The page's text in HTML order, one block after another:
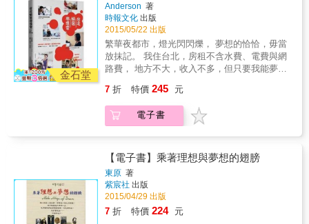
家丟棄的二手桌椅，自己動手組裝勉強還能運
轉的冷氣機。 但他們為的是心中還有個夢想，
因此甘之如飴。 他們每天都在金錢與夢想的天
秤上，機會與命運的抉擇間， 等待台北替他們
圓夢，而心中那首夢想的恰恰，旋律從未停
歇。 & 超過三十年的老公寓，微塵在樓梯間閃
爍的燈光中飄浮； 鞋櫃、雨衣、安全帽、盆
有電視，只有被堆放雜物的沙發，有時還會出
現曬衣架； 房間只有六坪大一點，能走動的地
方就只剩床邊那一小塊地方。 房租不含水費、
過不冷的電冰箱。 網路線自己牽、九層塔自己
種、二手冷氣機自己裝，或許連炒飯的豬油都
從別人家拿。 & 他們都住台北，都有一個夢
想，相信這座城市能為他們實現。 三十年前，
我們的父母來到台北，希望在這繁華的城市裡
金石堂
Anderson 著
時報文化 出版
2015/05/22 出版
繁華夜都市，燈光閃閃爍， 夢想的恰恰，毋當
放抹記。 我住台北，房租不含水費、電費與網
路費， 地方不大，收入不多，但只要我能夢
的蝸居日記，看見他們敢於夢想的美麗與勇
氣。 & 台北市長 柯文哲 跨界才子 黃子佼 超暖
系插畫家 Lu&#39;s 麻 圖文創作家 黃色書刊 流
YouTuber 蔡阿嘎 感動推薦！ & 這些年輕人
們，身處在台北這座充滿機會的城市。 住的是
頂樓加蓋鐵皮屋，房租永遠不含水電費， 撿人
家丟棄的二手桌椅，自己動手組裝勉強還能運
轉的冷氣機。 但他們為的是心中還有個夢想，
因此甘之如飴。 他們每天都在金錢與夢想的天
7 折 特價 245 元
電子書
【電子書】乘著理想與夢想的翅膀
東原 著
紫宸社 出版
2015/04/29 出版
7 折 特價 224 元